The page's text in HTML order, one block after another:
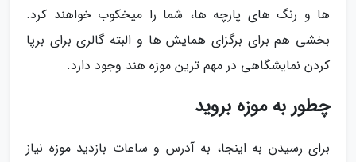
ها و رنگ های پارچه ها، شما را میخکوب خواهند کرد.
بخشی هم برای برگزای همایش ها و البته گالری برای برپا
کردن نمایشگاهی در مهم ترین موزه هند وجود دارد.
چطور به موزه بروید
برای رسیدن به اینجا، به آدرس و ساعات بازدید موزه نیاز